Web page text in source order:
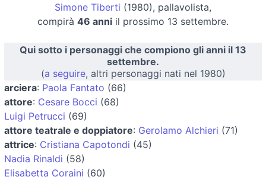
Simone Tiberti (1980), pallavolista,
compirà 46 anni il prossimo 13 settembre.
Qui sotto i personaggi che compiono gli anni il 13
settembre.
(a seguire, altri personaggi nati nel 1980)
arciera: Paola Fantato (66)
attore: Cesare Bocci (68)
Luigi Petrucci (69)
attore teatrale e doppiatore: Gerolamo Alchieri (71)
attrice: Cristiana Capotondi (45)
Nadia Rinaldi (58)
Elisabetta Coraini (60)